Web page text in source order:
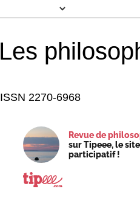
Les
ISSN 2270-6968
Revue de
sur Tipeee, le
participatif !